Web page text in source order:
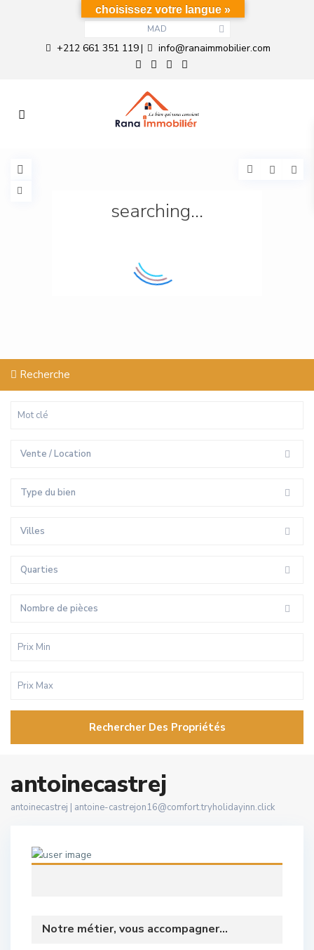
MAD
+212 661 351 119| info@ranaimmobilier.com
searching...
Recherche
Vente / Location
Type du bien
Villes
Quarties
Nombre de pièces
Rechercher Des Propriétés
antoinecastrej
antoinecastrej | antoine-castrejon16@comfort.tryholidayinn.click
Notre métier, vous accompagner...
choisissez votre langue »